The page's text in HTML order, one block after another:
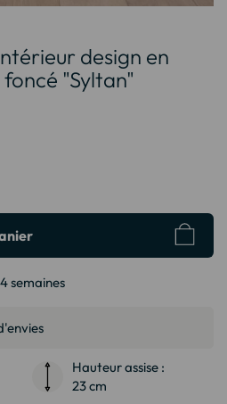
design en
"Syltan"
semaines
Hauteur assise :
23 cm